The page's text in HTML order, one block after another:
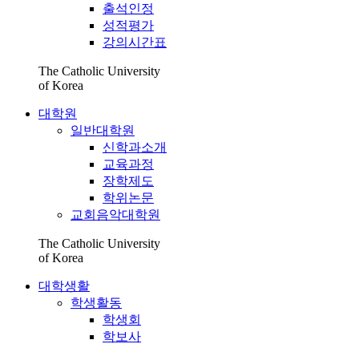
출석인정
성적평가
강의시간표
The Catholic University
of Korea
대학원
일반대학원
신학과소개
교육과정
장학제도
학위논문
교회음악대학원
The Catholic University
of Korea
대학생활
학생활동
학생회
학보사